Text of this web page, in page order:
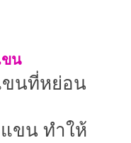
ขน
ขนที่หย่อน
ขน ทำให้